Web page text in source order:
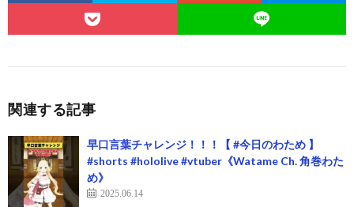
関連する記事
早口言葉チャレンジ！！！【 #今日のわため 】
#shorts #hololive #vtuber《Watame Ch. 角巻わた
め》
2025.06.14